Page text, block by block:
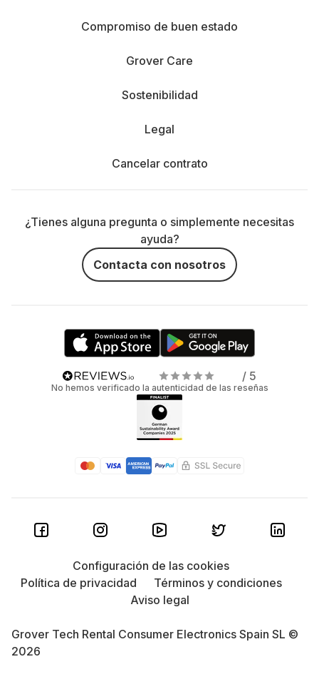
Compromiso de buen estado
Grover Care
Sostenibilidad
Legal
Cancelar contrato
¿Tienes alguna pregunta o simplemente necesitas
ayuda?
Contacta con nosotros
/ 5
No hemos verificado la autenticidad de las reseñas
Grover Tech Rental Consumer Electronics Spain SL ©
2026
Configuración de las cookies
Política de privacidad
Términos y condiciones
Aviso legal